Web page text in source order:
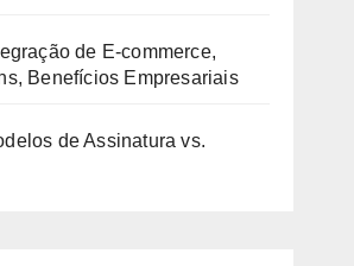
de E-commerce,
Benefícios Empresariais
de Assinatura vs.